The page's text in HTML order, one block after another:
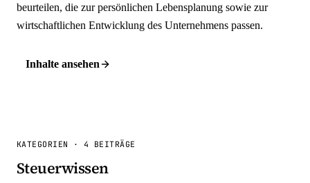
beurteilen, die zur persönlichen Lebensplanung sowie zur
wirtschaftlichen Entwicklung des Unternehmens passen.
Inhalte ansehen
KATEGORIEN · 4 BEITRÄGE
Steuerwissen